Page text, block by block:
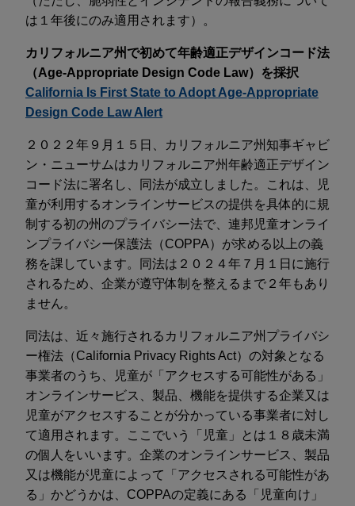
は１年後にのみ適用されます）。
カリフォルニア州で初めて年齢適正デザインコード法
（Age-Appropriate Design Code Law）を採択
California Is First State to Adopt Age-Appropriate
Design Code Law Alert
２０２２年９月１５日、カリフォルニア州知事ギャビ
ン・ニューサムはカリフォルニア州年齢適正デザイン
コード法に署名し、同法が成立しました。これは、児
童が利用するオンラインサービスの提供を具体的に規
制する初の州のプライバシー法で、連邦児童オンライ
ンプライバシー保護法（COPPA）が求める以上の義
務を課しています。同法は２０２４年７月１日に施行
されるため、企業が遵守体制を整えるまで２年もあり
ません。
同法は、近々施行されるカリフォルニア州プライバシ
ー権法（California Privacy Rights Act）の対象となる
事業者のうち、児童が「アクセスする可能性がある」
オンラインサービス、製品、機能を提供する企業又は
児童がアクセスすることが分かっている事業者に対し
て適用されます。ここでいう「児童」とは１８歳未満
の個人をいいます。企業のオンラインサービス、製品
又は機能が児童によって「アクセスされる可能性があ
る」かどうかは、COPPAの定義にある「児童向け」